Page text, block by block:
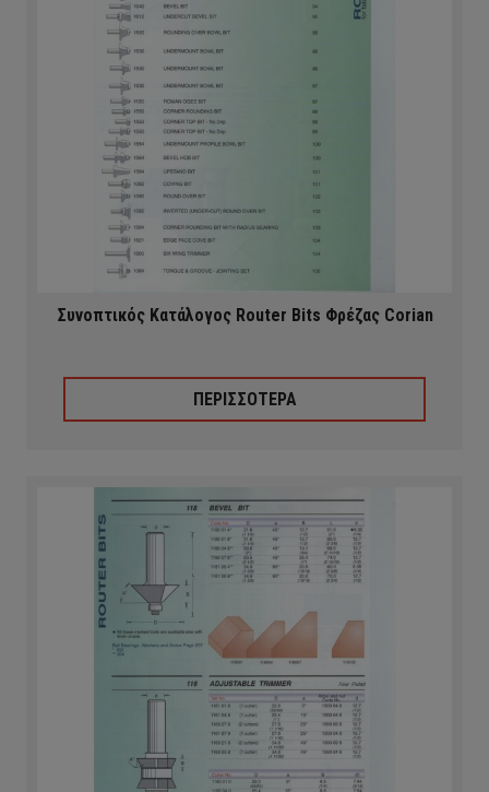
Συνοπτικός Κατάλογος Router Bits Φρέζας Corian
ΠΕΡΙΣΣΟΤΕΡΑ